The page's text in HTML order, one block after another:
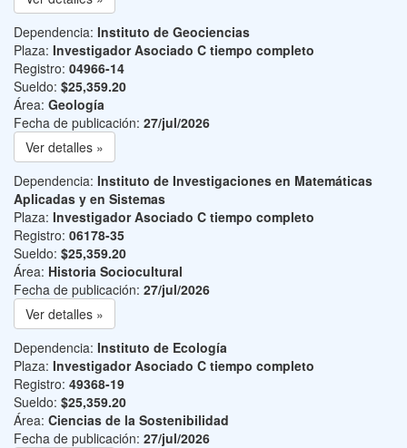
Dependencia: Instituto de Geociencias
Plaza: Investigador Asociado C tiempo completo
Registro: 04966-14
Sueldo: $25,359.20
Área: Geología
Fecha de publicación: 27/jul/2026
Ver detalles »
Dependencia: Instituto de Investigaciones en Matemáticas
Aplicadas y en Sistemas
Plaza: Investigador Asociado C tiempo completo
Registro: 06178-35
Sueldo: $25,359.20
Área: Historia Sociocultural
Fecha de publicación: 27/jul/2026
Ver detalles »
Dependencia: Instituto de Ecología
Plaza: Investigador Asociado C tiempo completo
Registro: 49368-19
Sueldo: $25,359.20
Área: Ciencias de la Sostenibilidad
Fecha de publicación: 27/jul/2026